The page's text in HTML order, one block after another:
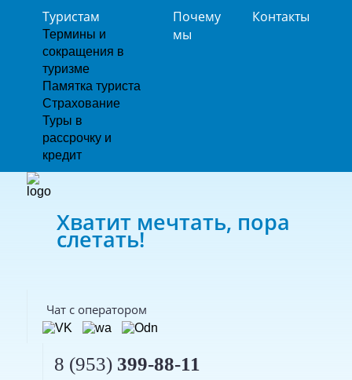
Туристам
Термины и
сокращения в
туризме
Памятка туриста
Страхование
Туры в
рассрочку и
кредит
Почему
мы
Контакты
Хватит мечтать, пора
слетать!
Чат с оператором
8 (953) 399-88-11